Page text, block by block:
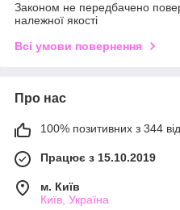
Законом не передбачено
належної якості
Всі умови повернення
Про нас
100% позитивних з 344
Працює з 15.10.2019
м. Київ
Київ, Україна